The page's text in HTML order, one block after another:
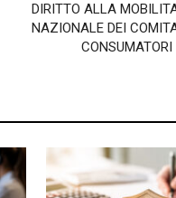
DIRITTO ALLA
NAZIONALE DEI